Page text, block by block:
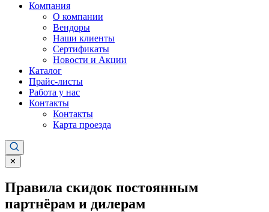
Компания
О компании
Вендоры
Наши клиенты
Сертификаты
Новости и Акции
Каталог
Прайс-листы
Работа у нас
Контакты
Контакты
Карта проезда
✕
Правила скидок постоянным
партнёрам и дилерам